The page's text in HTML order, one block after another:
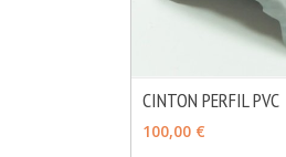
CINTON PERFIL PVC
100,00 €